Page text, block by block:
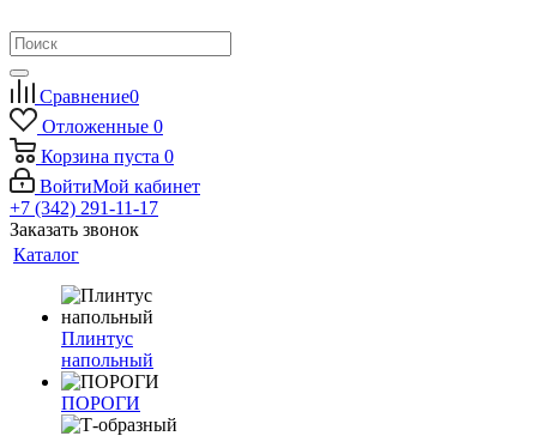
Сравнение0
Отложенные 0
Корзина пуста 0
ВойтиМой кабинет
+7 (342) 291-11-17
Заказать звонок
Каталог
Плинтус
напольный
ПОРОГИ